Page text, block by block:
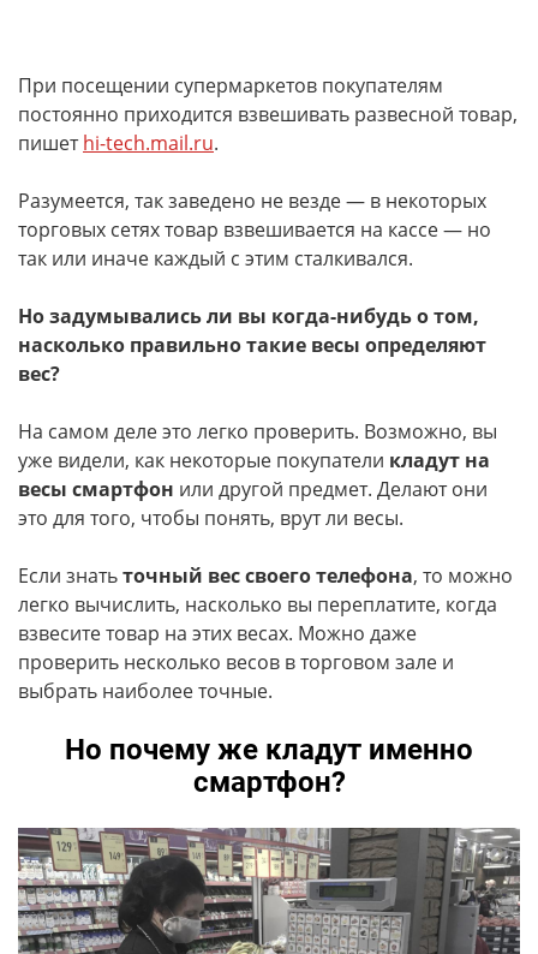
При посещении супермаркетов покупателям
постоянно приходится взвешивать развесной товар,
пишетhi-tech.mail.ru.
Разумеется, так заведено не везде — в некоторых
торговых сетях товар взвешивается на кассе — но
так или иначе каждый с этим сталкивался.
Но задумывались ли вы когда-нибудь о том,
насколько правильно такие весы определяют
вес?
На самом деле это легко проверить. Возможно, вы
уже видели, как некоторые покупатели кладут на
весы смартфон или другой предмет. Делают они
это для того, чтобы понять, врут ли весы.
Если знатьточный вес своего телефона, то можно
легко вычислить, насколько вы переплатите, когда
взвесите товар на этих весах. Можно даже
проверить несколько весов в торговом зале и
выбрать наиболее точные.
Но почему же кладут именно
смартфон?